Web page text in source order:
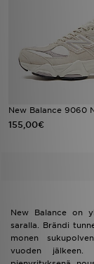
New Balance 9060
155,00€
New Balance on
saralla. Brändi
monen
vuoden jälkeen.